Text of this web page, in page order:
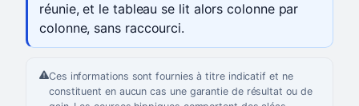
réunie, et le tableau se lit alors colonne par
colonne, sans raccourci.
Ces informations sont fournies à titre indicatif et ne
constituent en aucun cas une garantie de résultat ou de